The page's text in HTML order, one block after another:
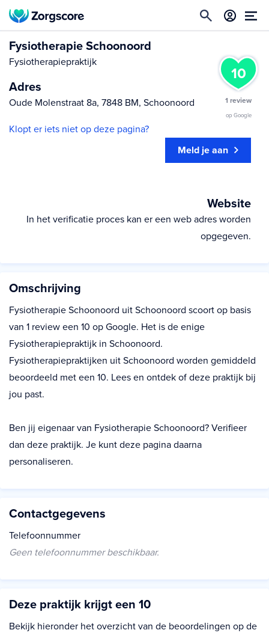
10
1 review
op Google
Fysiotherapie Schoonoord
Fysiotherapiepraktijk
Adres
Oude Molenstraat 8a, 7848 BM, Schoonoord
Klopt er iets niet op deze pagina?
Meld je aan
Website
In het verificatie proces kan er een web adres worden
opgegeven.
Omschrijving
Fysiotherapie Schoonoord uit Schoonoord scoort op basis
van 1 review een 10 op Google. Het is de enige
Fysiotherapiepraktijk in Schoonoord.
Fysiotherapiepraktijken uit Schoonoord worden gemiddeld
beoordeeld met een 10. Lees en ontdek of deze praktijk bij
jou past.
Ben jij eigenaar van Fysiotherapie Schoonoord? Verifieer
dan deze praktijk. Je kunt deze pagina daarna
personaliseren.
Contactgegevens
Telefoonnummer
Geen telefoonnummer beschikbaar.
Deze praktijk krijgt een 10
Bekijk hieronder het overzicht van de beoordelingen op de